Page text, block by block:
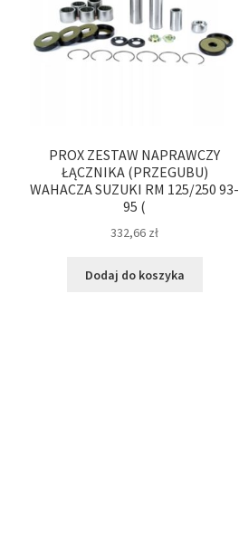
PROX ZESTAW NAPRAWCZY
ŁĄCZNIKA (PRZEGUBU)
WAHACZA SUZUKI RM 125/250 93-
95 (
332,66 zł
Dodaj do koszyka